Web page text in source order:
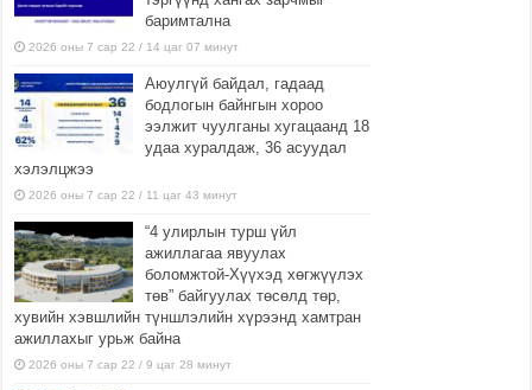
баримтална
2026 оны 7 сар 22 / 14 цаг 07 минут
Аюулгүй байдал, гадаад
бодлогын байнгын хороо
ээлжит чуулганы хугацаанд 18
удаа хуралдаж, 36 асуудал
хэлэлцжээ
2026 оны 7 сар 22 / 11 цаг 43 минут
“4 улирлын турш үйл
ажиллагаа явуулах
боломжтой-Хүүхэд хөгжүүлэх
төв” байгуулах төсөлд төр,
хувийн хэвшлийн түншлэлийн хүрээнд хамтран
ажиллахыг урьж байна
2026 оны 7 сар 22 / 9 цаг 28 минут